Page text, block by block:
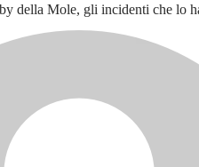
della Mole, gli incidenti che lo